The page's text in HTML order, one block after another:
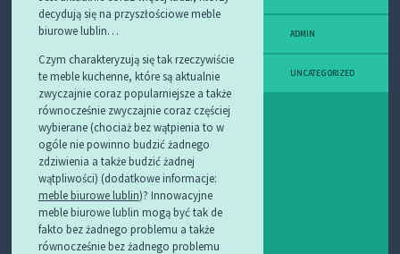
decydują się na przyszłościowe meble
biurowe lublin…
Czym charakteryzują się tak rzeczywiście
te meble kuchenne, które są aktualnie
zwyczajnie coraz popularniejsze a także
równocześnie zwyczajnie coraz częściej
wybierane (chociaż bez wątpienia to w
ogóle nie powinno budzić żadnego
zdziwienia a także budzić żadnej
wątpliwości) (dodatkowe informacje:
meble biurowe lublin)? Innowacyjne
meble biurowe lublin mogą być tak de
fakto bez żadnego problemu a także
równocześnie bez żadnego problemu
ADMIN
UNCATEGORIZED